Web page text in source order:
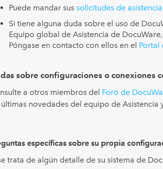
Puede mandar sus solicitudes de
Si tiene alguna duda sobre el uso de
Equipo global de Asistencia de
Póngase en contacto con ellos en el Portal
sobre configuraciones o conexiones
a otros miembros del Foro de
últimas novedades del equipo de
específicas sobre su propia
trata de algún detalle de su sistema de